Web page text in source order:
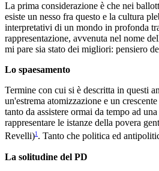
La prima considerazione è che nei
esiste un nesso fra questo e la cultura
interpretativi di un mondo in profonda
rappresentazione, avvenuta nel nome
mi pare sia stato dei migliori: pensiero
Lo spaesamento
Termine con cui si è descritta in questi
un'estrema atomizzazione e un
tanto da assistere ormai da tempo ad
rappresentare le istanze della povera
Revelli)1 . Tanto che politica ed
La solitudine del PD